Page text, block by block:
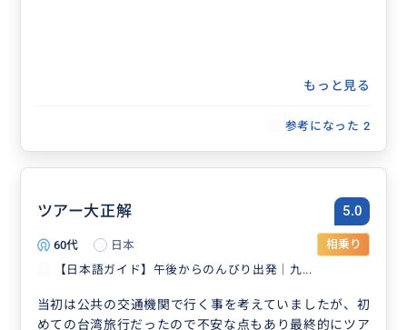
もっと見る
参考になった 2
ツアー大正解 5.0
60代 日本
相乗り
【日本語ガイド】午後からのんびり出発｜九...
当初は公共の交通機関で行く事を考えていましたが、初
めての台湾旅行だったので不安な点もあり最終的にツア